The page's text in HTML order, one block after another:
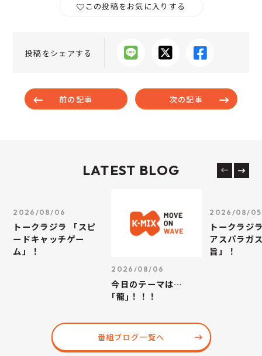
この投稿をお気に入りする
投稿をシェアする
前の記事 次の記事
LATEST BLOG
2026/08/06
トークラジラ 「スピ
ードキャッチゲー
ム」！
2026/08/06
今日のテーマは…
｢龍｣！！！
2026/08/05
トークラジ
アスパラガ
旨」！
番組ブログ一覧へ